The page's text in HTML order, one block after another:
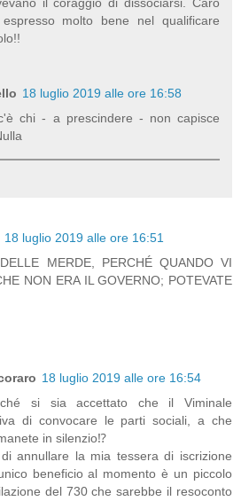
il coraggio di dissociarsi. Caro
molto bene nel qualificare
18 luglio 2019 alle ore 16:58
chi - a prescindere - non capisce
18 luglio 2019 alle ore 16:51
MERDE, PERCHÉ QUANDO VI
NON ERA IL GOVERNO; POTEVATE
18 luglio 2019 alle ore 16:54
si sia accettato che il Viminale
di convocare le parti sociali, a che
in silenzio⁉️
annullare la mia tessera di iscrizione
beneficio al momento è un piccolo
del 730 che sarebbe il resoconto